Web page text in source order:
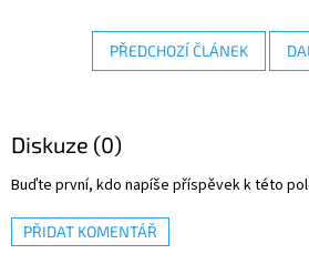
PŘEDCHOZÍ ČLÁNEK
Diskuze (0)
Buďte první, kdo napíše příspěvek k této
PŘIDAT KOMENTÁŘ